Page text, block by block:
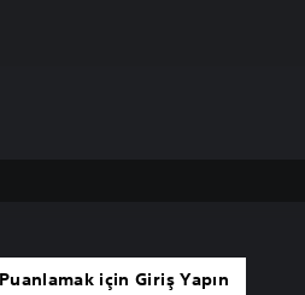
Puanlamak için Giriş Yapın